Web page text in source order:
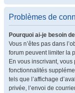
Problèmes de
Pourquoi ai-je besoin
Vous n’êtes pas dans
forum peuvent limiter la
En vous inscrivant,
fonctionnalités
tels que l’affichage
privée, l’envoi de